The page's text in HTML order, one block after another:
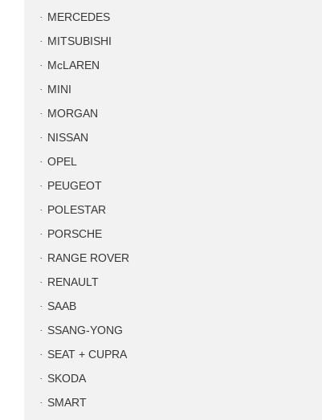
MERCEDES
MITSUBISHI
McLAREN
MINI
MORGAN
NISSAN
OPEL
PEUGEOT
POLESTAR
PORSCHE
RANGE ROVER
RENAULT
SAAB
SSANG-YONG
SEAT + CUPRA
SKODA
SMART